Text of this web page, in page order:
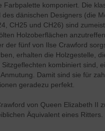
Farbpalette komponiert. Die
des dänischen Designers (die
CH25 und CH26) sind
Holzoberflächen
der fünf von Ilse Crawford
erhalten die Holzgestelle,
kombiniert sind,
Damit sind sie für
geradezu perfekt.
von Queen Elizabeth II
Äquivalent eines Ritters.